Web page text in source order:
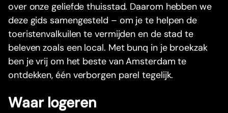
over onze geliefde thuisstad. Daarom hebben we
deze gids samengesteld – om je te helpen de
toeristenvalkuilen te vermijden en de stad te
beleven zoals een local. Met bunq in je broekzak
ben je vrij om het beste van Amsterdam te
ontdekken, één verborgen parel tegelijk.
Waar logeren